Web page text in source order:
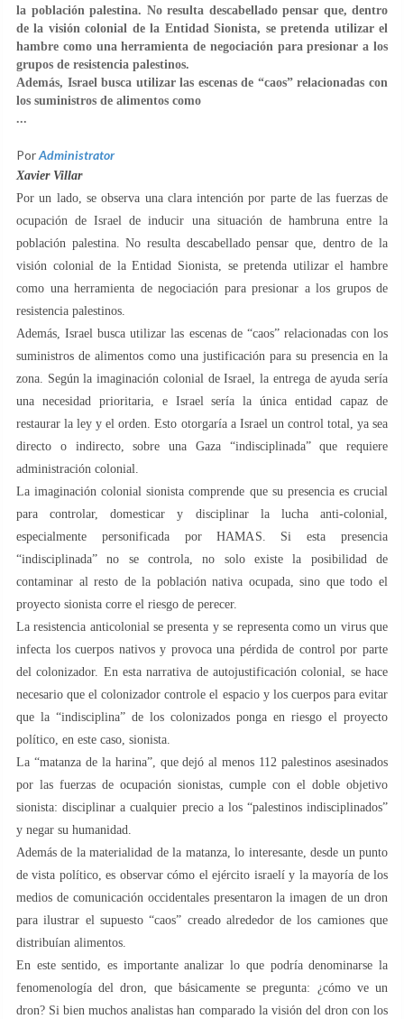
la población palestina. No resulta descabellado pensar que, dentro
de la visión colonial de la Entidad Sionista, se pretenda utilizar el
hambre como una herramienta de negociación para presionar a los
grupos de resistencia palestinos.
Además, Israel busca utilizar las escenas de “caos” relacionadas con
los suministros de alimentos como
...
PorAdministrator
Xavier Villar
Por un lado, se observa una clara intención por parte de las fuerzas de
ocupación de Israel de inducir una situación de hambruna entre la
población palestina. No resulta descabellado pensar que, dentro de la
visión colonial de la Entidad Sionista, se pretenda utilizar el hambre
como una herramienta de negociación para presionar a los grupos de
resistencia palestinos.
Además, Israel busca utilizar las escenas de “caos” relacionadas con los
suministros de alimentos como una justificación para su presencia en la
zona. Según la imaginación colonial de Israel, la entrega de ayuda sería
una necesidad prioritaria, e Israel sería la única entidad capaz de
restaurar la ley y el orden. Esto otorgaría a Israel un control total, ya sea
directo o indirecto, sobre una Gaza “indisciplinada” que requiere
administración colonial.
La imaginación colonial sionista comprende que su presencia es crucial
para controlar, domesticar y disciplinar la lucha anti-colonial,
especialmente personificada por HAMAS. Si esta presencia
“indisciplinada” no se controla, no solo existe la posibilidad de
contaminar al resto de la población nativa ocupada, sino que todo el
proyecto sionista corre el riesgo de perecer.
La resistencia anticolonial se presenta y se representa como un virus que
infecta los cuerpos nativos y provoca una pérdida de control por parte
del colonizador. En esta narrativa de autojustificación colonial, se hace
necesario que el colonizador controle el espacio y los cuerpos para evitar
que la “indisciplina” de los colonizados ponga en riesgo el proyecto
político, en este caso, sionista.
La “matanza de la harina”, que dejó al menos 112 palestinos asesinados
por las fuerzas de ocupación sionistas, cumple con el doble objetivo
sionista: disciplinar a cualquier precio a los “palestinos indisciplinados”
y negar su humanidad.
Además de la materialidad de la matanza, lo interesante, desde un punto
de vista político, es observar cómo el ejército israelí y la mayoría de los
medios de comunicación occidentales presentaron la imagen de un dron
para ilustrar el supuesto “caos” creado alrededor de los camiones que
distribuían alimentos.
En este sentido, es importante analizar lo que podría denominarse la
fenomenología del dron, que básicamente se pregunta: ¿cómo ve un
dron? Si bien muchos analistas han comparado la visión del dron con los